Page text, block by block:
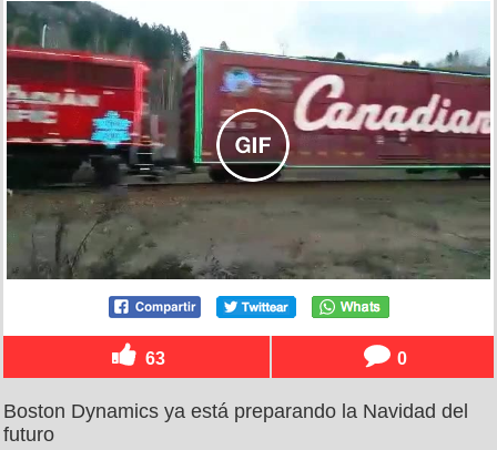
63 0
Boston Dynamics ya está preparando la Navidad del
futuro